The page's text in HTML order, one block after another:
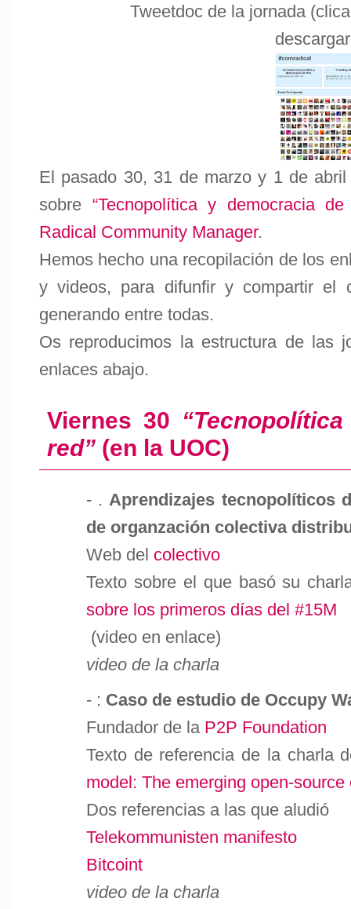
Tweetdoc de la jornada
El pasado 30, 31 de marzo y 1 de
sobre “Tecnopolítica y democracia
Radical Community Manager.
Hemos hecho una recopilación de los
y videos, para difunfir y compartir el
generando entre todas.
Os reproducimos la estructura de las
enlaces abajo.
Viernes 30
red” (en la UOC)
- .Aprendizajes tecnopolíticos
de organzación colectiva
Web del colectivo
Texto sobre el que basó su
sobre los primeros días del #15M
(video en enlace)
video de la charla
- : Caso de estudio de Occupy
Fundador de la P2P Foundation
Texto de referencia de la charla
model: The emerging open-
Dos referencias a las que aludió
Telekommunisten manifesto
Bitcoint
video de la charla